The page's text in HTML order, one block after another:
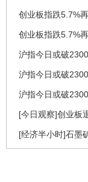
创业板指跌5.7%
创业板指跌5.7%
沪指今日或破2300
沪指今日或破2300
沪指今日或破2300
[今日观察]创业板
[经济半小时]石墨